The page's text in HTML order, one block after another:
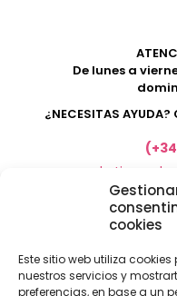
cookies
Este sitio web utiliza
nuestros servicios y
preferencias, en base a un
De lunes a
¿NECESITAS AYUDA?
Tienda de
Tienda de